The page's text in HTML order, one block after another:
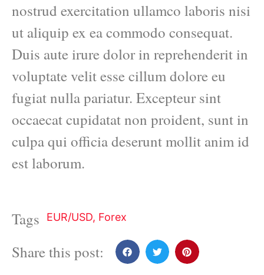
nostrud exercitation ullamco laboris nisi
ut aliquip ex ea commodo consequat.
Duis aute irure dolor in reprehenderit in
voluptate velit esse cillum dolore eu
fugiat nulla pariatur. Excepteur sint
occaecat cupidatat non proident, sunt in
culpa qui officia deserunt mollit anim id
est laborum.
Tags EUR/USD, Forex
Share this post: